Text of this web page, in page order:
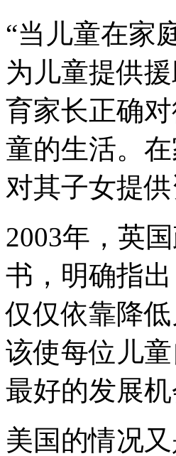
“当儿童在家
为儿童提供
育家长正确
童的生活。
对其子女提
2003年，英
书，明确指
仅仅依靠降
该使每位儿
最好的发展机
美国的情况